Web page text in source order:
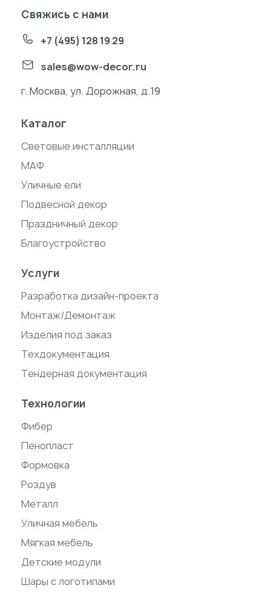
Свяжись с нами
+7 (495) 128 19 29
sales@wow-decor.ru
г. Москва, ул. Дорожная, д.19
Каталог
Световые инсталляции
МАФ
Уличные ели
Подвесной декор
Праздничный декор
Благоустройство
Услуги
Разработка дизайн-проекта
Монтаж/Демонтаж
Изделия под заказ
Техдокументация
Тендерная документация
Технологии
Фибер
Пенопласт
Формовка
Роздув
Металл
Уличная мебель
Мягкая мебель
Детские модули
Шары с логотипами